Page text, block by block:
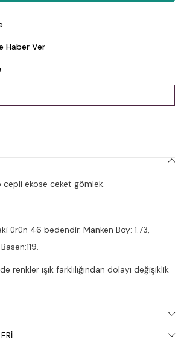
Haber Ver
ekose ceket gömlek.
ürün 46 bedendir. Manken Boy: 1.73,
renkler ışık farklılığından dolayı değişiklik
30° yıkanması tavsiye edilir.